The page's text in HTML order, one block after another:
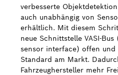
verbesserte
auch unabhängig von
erhältlich. Mit diesem
neue Schnittstelle VASI-
sensor interface) offen und
Standard am Markt.
Fahrzeughersteller mehr